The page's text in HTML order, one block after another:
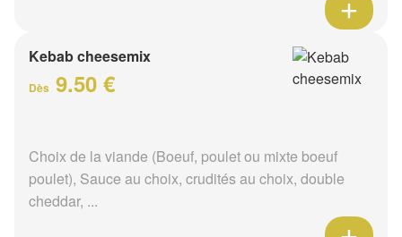
Kebab cheesemix
Dès 9.50 €
Choix de la viande (Boeuf, poulet ou mixte boeuf
poulet), Sauce au choix, crudités au choix, double
cheddar, ...